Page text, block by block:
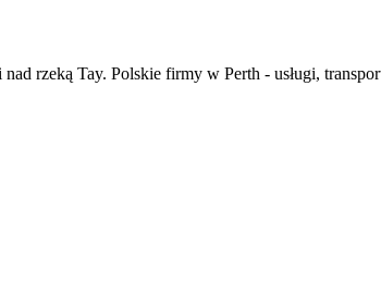
rzeką Tay. Polskie firmy w Perth - usługi,